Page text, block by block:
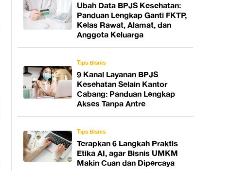
Ubah Data BPJS Kesehatan:
Panduan Lengkap Ganti FKTP,
Kelas Rawat, Alamat, dan
Anggota Keluarga
Tips Bisnis
9 Kanal Layanan BPJS
Kesehatan Selain Kantor
Cabang: Panduan Lengkap
Akses Tanpa Antre
Tips Bisnis
Terapkan 6 Langkah Praktis
Etika AI, agar Bisnis UMKM
Makin Cuan dan Dipercaya